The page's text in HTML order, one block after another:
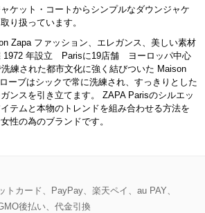
BAG
165
ット
・コート
ナ
ップ
ュック
ッセンジャーバッグ
ラー
フレグランス
ラワー
ケット・コートからシンプルなダウンジャケ
り扱っています。
Zapa ファッション、エレガンス、美しい素材
1972 年設立 Parisに19店舗 ヨーロッパ中心
練された都市文化に強く結びついた Maison
ーブはシックで常に洗練され、すっきりとした
ンスを引き立てます。 ZAPA Parisのシルエッ
テムと本物のトレンドを組み合わせる方法を
性の為のブランドです。
トカード、PayPay、楽天ペイ、au PAY、
後払い、代金引換